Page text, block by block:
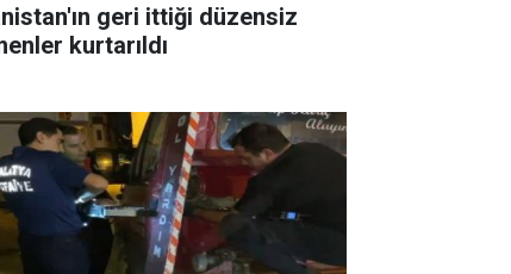
geri ittiği düzensiz
kurtarıldı